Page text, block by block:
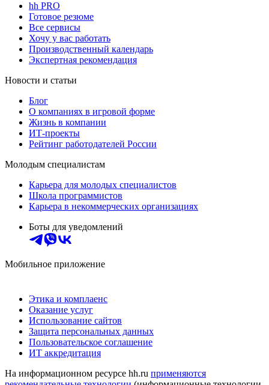
hh PRO
Готовое резюме
Все сервисы
Хочу у вас работать
Производственный календарь
Экспертная рекомендация
Новости и статьи
Блог
О компаниях в игровой форме
Жизнь в компании
ИТ-проекты
Рейтинг работодателей России
Молодым специалистам
Карьера для молодых специалистов
Школа программистов
Карьера в некоммерческих организациях
Боты для уведомлений
Мобильное приложение
Этика и комплаенс
Оказание услуг
Использование сайтов
Защита персональных данных
Пользовательское соглашение
ИТ аккредитация
На информационном ресурсе hh.ru применяются